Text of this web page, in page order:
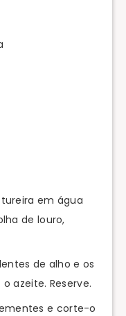
em água
de louro,
de alho e os
azeite. Reserve.
e corte-o